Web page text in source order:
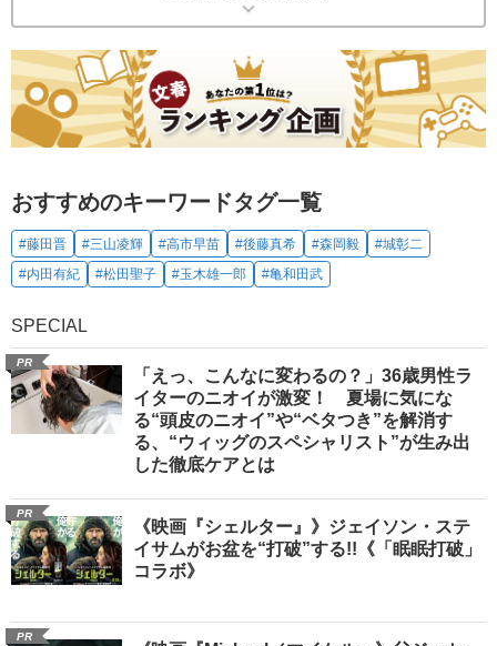
おすすめのキーワードタグ一覧
#藤田晋 #三山凌輝 #高市早苗 #後藤真希 #森岡毅
#城彰二
#内田有紀
#松田聖子 #玉木雄一郎 #亀和田武
SPECIAL
PR
「えっ、こんなに変わるの？」36歳男性ラ
イターのニオイが激変！ 夏場に気にな
る“頭皮のニオイ”や“ベタつき”を解消す
る、“ウィッグのスペシャリスト”が生み出
した徹底ケアとは
PR
《映画『シェルター』》ジェイソン・ステ
イサムがお盆を“打破”する!!《「眠眠打破」
コラボ》
PR